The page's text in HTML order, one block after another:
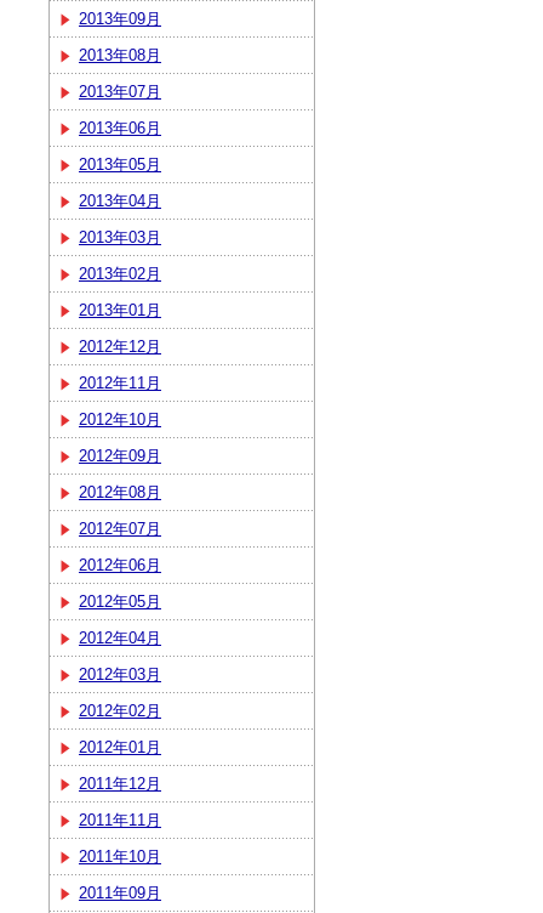
2013年09月
2013年08月
2013年07月
2013年06月
2013年05月
2013年04月
2013年03月
2013年02月
2013年01月
2012年12月
2012年11月
2012年10月
2012年09月
2012年08月
2012年07月
2012年06月
2012年05月
2012年04月
2012年03月
2012年02月
2012年01月
2011年12月
2011年11月
2011年10月
2011年09月